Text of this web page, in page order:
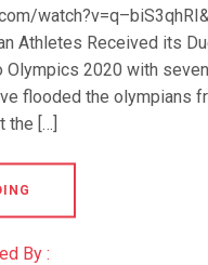
Athletes Received its
Olympics 2020 with
flooded the olympians
the […]
By :